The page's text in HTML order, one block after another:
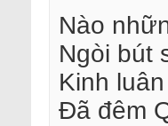
Nào
Ngòi bút
Kinh
Đã đêm